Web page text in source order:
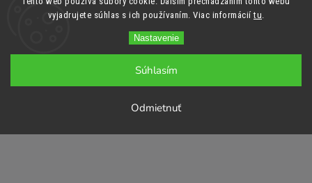
vyjadrujete súhlas s ich používaním. Viac informáciítu
Nastavenie
Odmietnuť
Súhlasím